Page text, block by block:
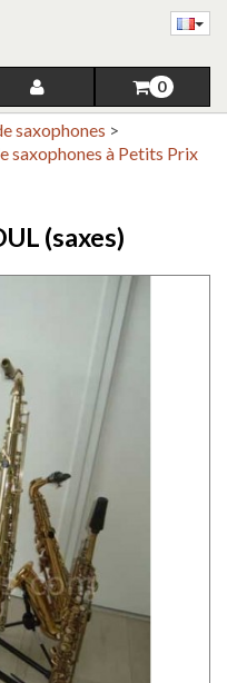
0
saxophones >
saxophones à Petits Prix
(saxes)